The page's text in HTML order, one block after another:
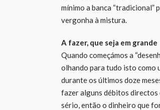
mínimo a banca “tradicional”
vergonha à mistura.
A fazer, que seja em grande
Quando começámos a
olhando para tudo isto como
durante os últimos doze
fazer alguns débitos directos
sério, então o dinheiro que